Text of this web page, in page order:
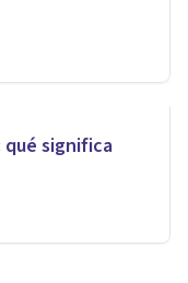
qué significa